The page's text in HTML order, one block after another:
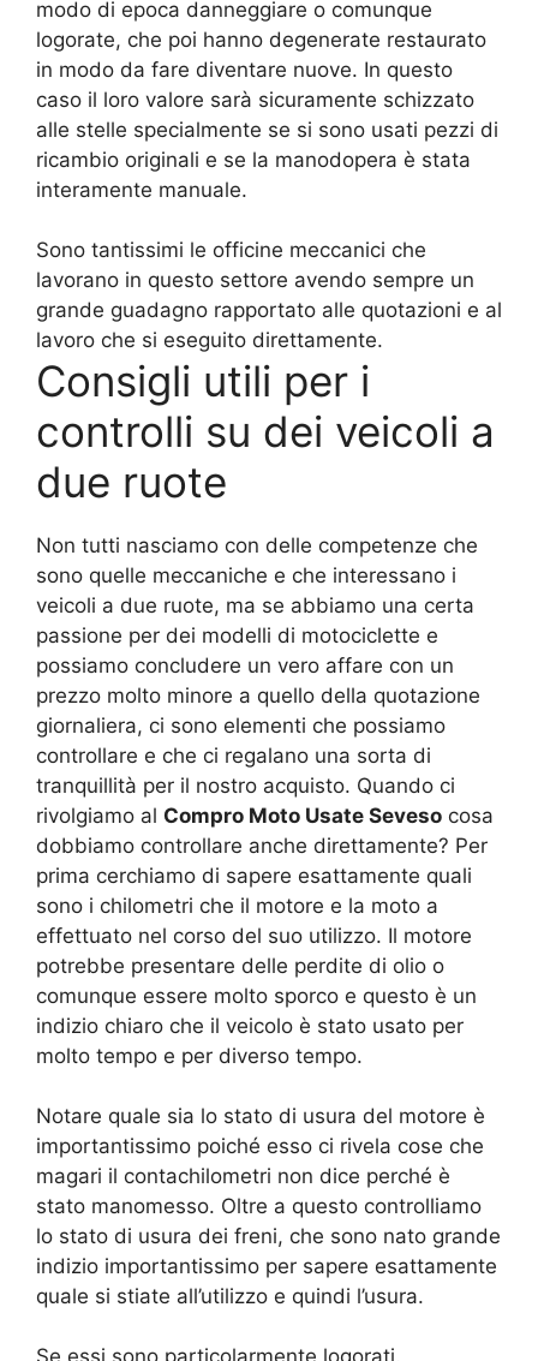
modo di epoca danneggiare o comunque
logorate, che poi hanno degenerate restaurato
in modo da fare diventare nuove. In questo
caso il loro valore sarà sicuramente schizzato
alle stelle specialmente se si sono usati pezzi di
ricambio originali e se la manodopera è stata
interamente manuale.
Sono tantissimi le officine meccanici che
lavorano in questo settore avendo sempre un
grande guadagno rapportato alle quotazioni e al
lavoro che si eseguito direttamente.
Consigli utili per i
controlli su dei veicoli a
due ruote
Non tutti nasciamo con delle competenze che
sono quelle meccaniche e che interessano i
veicoli a due ruote, ma se abbiamo una certa
passione per dei modelli di motociclette e
possiamo concludere un vero affare con un
prezzo molto minore a quello della quotazione
giornaliera, ci sono elementi che possiamo
controllare e che ci regalano una sorta di
tranquillità per il nostro acquisto. Quando ci
rivolgiamo al Compro Moto Usate Seveso cosa
dobbiamo controllare anche direttamente? Per
prima cerchiamo di sapere esattamente quali
sono i chilometri che il motore e la moto a
effettuato nel corso del suo utilizzo. Il motore
potrebbe presentare delle perdite di olio o
comunque essere molto sporco e questo è un
indizio chiaro che il veicolo è stato usato per
molto tempo e per diverso tempo.
Notare quale sia lo stato di usura del motore è
importantissimo poiché esso ci rivela cose che
magari il contachilometri non dice perché è
stato manomesso. Oltre a questo controlliamo
lo stato di usura dei freni, che sono nato grande
indizio importantissimo per sapere esattamente
quale si stiate all’utilizzo e quindi l’usura.
Se essi sono particolarmente logorati,